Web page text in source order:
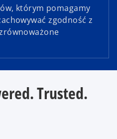
którym pomagamy
zgodność z
Trusted.